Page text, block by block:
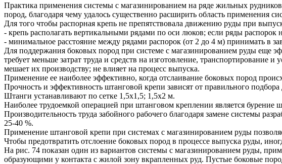
Практика применения системы с магазинированием на ряде жильных
пород, благодаря чему удалось существенно расширить область применения
Для того чтобы распорная крепь не препятствовала движению руды при
- крепь располагать вертикальными рядами по оси люков; если ряды
- минимальное расстояние между рядами распорок (от 2 до 4 м) принимать в
Для поддержания боковых пород при системе с магазинированием руды еще
требует меньше затрат труда и средств на изготовление, транспортирование
мешает их производству; не влияет на процесс выпуска.
Применение ее наиболее эффективно, когда отслаивание боковых пород
Прочность и эффективность штанговой крепи зависят от правильного
Штанги устанавливают по сетке 1,5х1,5; 1,5х2 м.
Наиболее трудоемкой операцией при штанговом креплении является бурение
Производительность труда забойного рабочего благодаря замене системы
25-40 %.
Применение штанговой крепи при системах с магазинированием руды
Чтобы предотвратить отслоение боковых пород в процессе выпуска руды,
На рис. 74 показан один из вариантов системы с магазинированием руды,
образующими у контакта с жилой зону вкрапленных руд. Пустые боковые